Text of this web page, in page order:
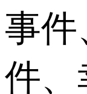
事件
件、